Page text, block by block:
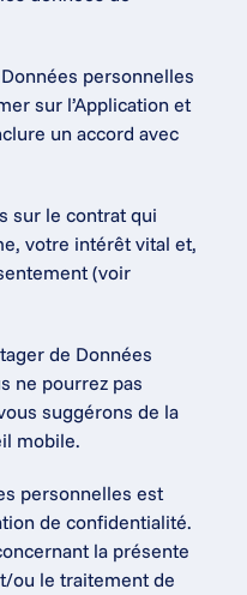
personnelles
sur l’Application et
un accord avec
sur le contrat qui
votre intérêt vital et,
(voir
de Données
ne pourrez pas
suggérons de la
mobile.
personnelles est
de confidentialité.
la présente
ou le traitement de